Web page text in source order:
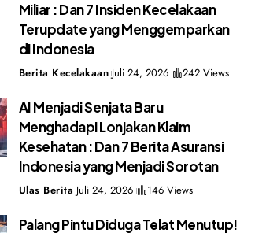
Miliar : Dan 7 Insiden Kecelakaan
Terupdate yang Menggemparkan
di Indonesia
Berita Kecelakaan Juli 24, 2026 242 Views
AI Menjadi Senjata Baru
Menghadapi Lonjakan Klaim
Kesehatan : Dan 7 Berita Asuransi
Indonesia yang Menjadi Sorotan
Ulas Berita Juli 24, 2026 146 Views
Palang Pintu Diduga Telat Menutup!